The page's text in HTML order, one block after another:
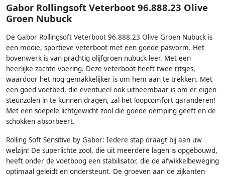
Gabor Rollingsoft Veterboot 96.888.23 Olive
Groen Nubuck
De Gabor Rollingsoft Veterboot 96.888.23 Olive Groen Nubuck is
een mooie, sportieve veterboot met een goede pasvorm. Het
bovenwerk is van prachtig olijfgroen nubuck leer. Met een
heerlijke zachte voering. Deze veterboot heeft twee ritsjes,
waardoor het nog gemakkelijker is om hem aan te trekken. Met
een goed voetbed, die eventueel ook uitneembaar is om er eigen
steunzolen in te kunnen dragen, zal het loopcomfort garanderen!
Met een soepele lichtgewicht zool die goede demping geeft en de
schokken absorbeert.
Rolling Soft Sensitive by Gabor: Iedere stap draagt bij aan uw
welzijn! De superlichte zool, die uit meerdere lagen is opgebouwd,
heeft onder de voetboog een stabilisator, die de afwikkelbeweging
optimaal geleidt en ondersteunt. De groeven aan de zijkanten